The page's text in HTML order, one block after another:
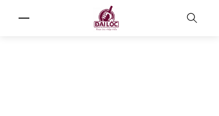
Menu